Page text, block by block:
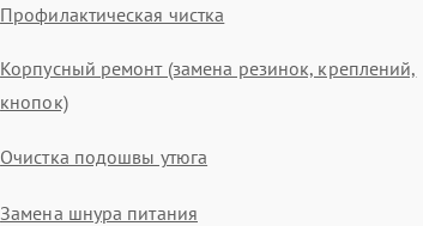
Профилактическая чистка
Корпусный ремонт (замена резинок, креплений,
кнопок)
Очистка подошвы утюга
Замена шнура питания